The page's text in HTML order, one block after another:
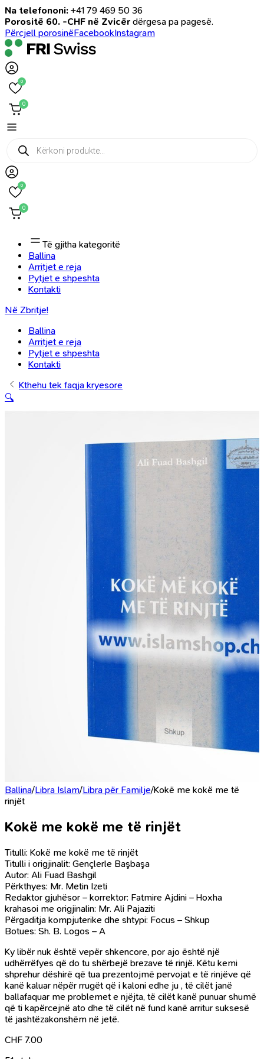
Na telefononi: +41 79 469 50 36
Porositë 60. -CHF në Zvicër dërgesa pa pagesë.
Përcjell porosinëFacebookInstagram
0
0
Products
search
0
0
Të gjitha kategoritë
Ballina
Arritjet e reja
Pytjet e shpeshta
Kontakti
Në Zbritje!
Ballina
Arritjet e reja
Pytjet e shpeshta
Kontakti
Kthehu tek faqja kryesore
🔍
Ballina/Libra Islam/Libra për Familje/Kokë me kokë me të
rinjët
Kokë me kokë me të rinjët
Titulli: Kokë me kokë me të rinjët
Titulli i origjinalit: Gençlerle Başbaşa
Autor: Ali Fuad Bashgil
Përkthyes: Mr. Metin Izeti
Redaktor gjuhësor – korrektor: Fatmire Ajdini – Hoxha
krahasoi me origjinalin: Mr. Ali Pajaziti
Përgaditja kompjuterike dhe shtypi: Focus – Shkup
Botues: Sh. B. Logos – A
Ky libër nuk është vepër shkencore, por ajo është një
udhërrëfyes që do tu shërbejë brezave të rinjë. Këtu kemi
shprehur dëshirë që tua prezentojmë pervojat e të rinjëve që
kanë kaluar nëpër rrugët që i kaloni edhe ju , të cilët janë
ballafaquar me problemet e njëjta, të cilët kanë punuar shumë
që ti kapërcejnë ato dhe të cilët në fund kanë arritur suksesë
të jashtëzakonshëm në jetë.
CHF 7.00